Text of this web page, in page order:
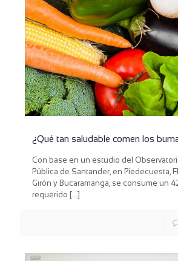
¿Qué tan saludable comen los
Con base en un estudio del
Pública de Santander, en Piedecuesta,
Girón y Bucaramanga, se consume un
requerido […]